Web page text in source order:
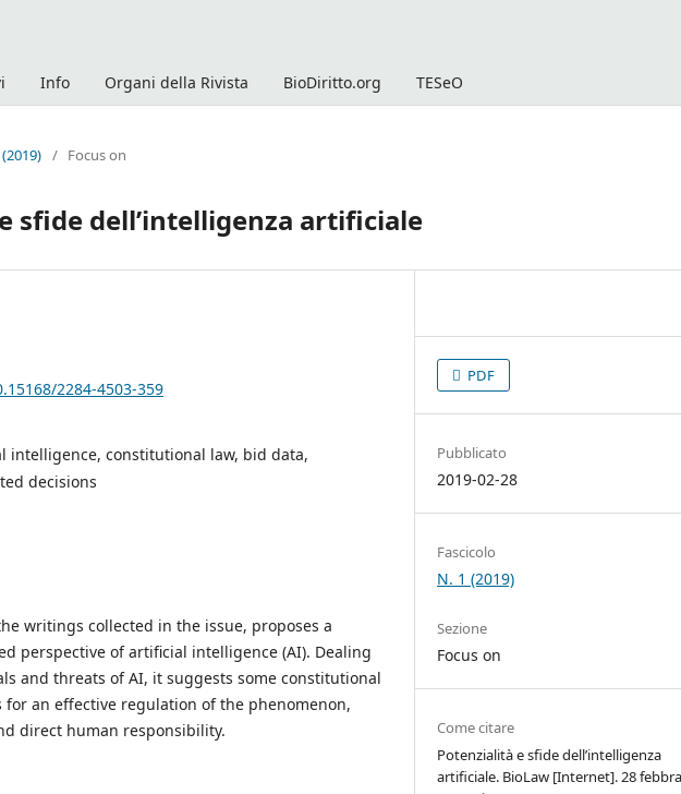
Info Organi della Rivista BioDiritto.org TESeO
/ Focus on
sfide dell’intelligenza artificiale
2284-4503-359
intelligence, constitutional law, bid data,
decisions
writings collected in the issue, proposes a
perspective of artificial intelligence (AI). Dealing
and threats of AI, it suggests some constitutional
for an effective regulation of the phenomenon,
direct human responsibility.
PDF
Pubblicato
2019-02-28
Fascicolo
N. 1 (2019)
Sezione
Focus on
Come citare
Potenzialità e sfide dell’intelligenza
artificiale. BioLaw [Internet]. 28